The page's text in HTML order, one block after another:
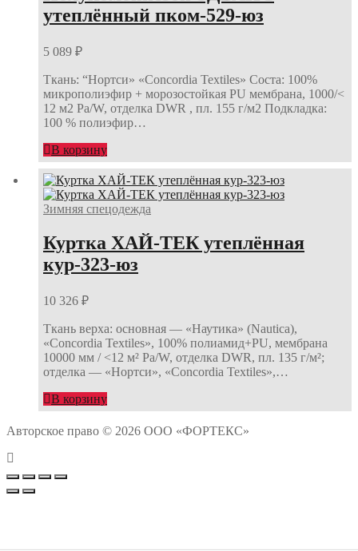
утеплённый пком-529-юз
5 089 ₽
Ткань: “Нортси» «Concordia Textiles» Соста: 100%
микрополиэфир + морозостойкая PU мембрана, 1000/<
12 м2 Ра/W, отделка DWR , пл. 155 г/м2 Подкладка:
100 % полиэфир…
В корзину
Зимняя спецодежда
Куртка ХАЙ-ТЕК утеплённая
кур-323-юз
10 326 ₽
Ткань верха: основная — «Наутика» (Nautica),
«Concordia Textiles», 100% полиамид+PU, мембрана
10000 мм / <12 м² Ра/W, отделка DWR, пл. 135 г/м²;
отделка — «Нортси», «Concordia Textiles»,…
В корзину
Авторское право © 2026 ООО «ФОРТЕКС»